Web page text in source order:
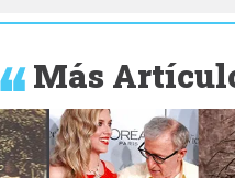
Más